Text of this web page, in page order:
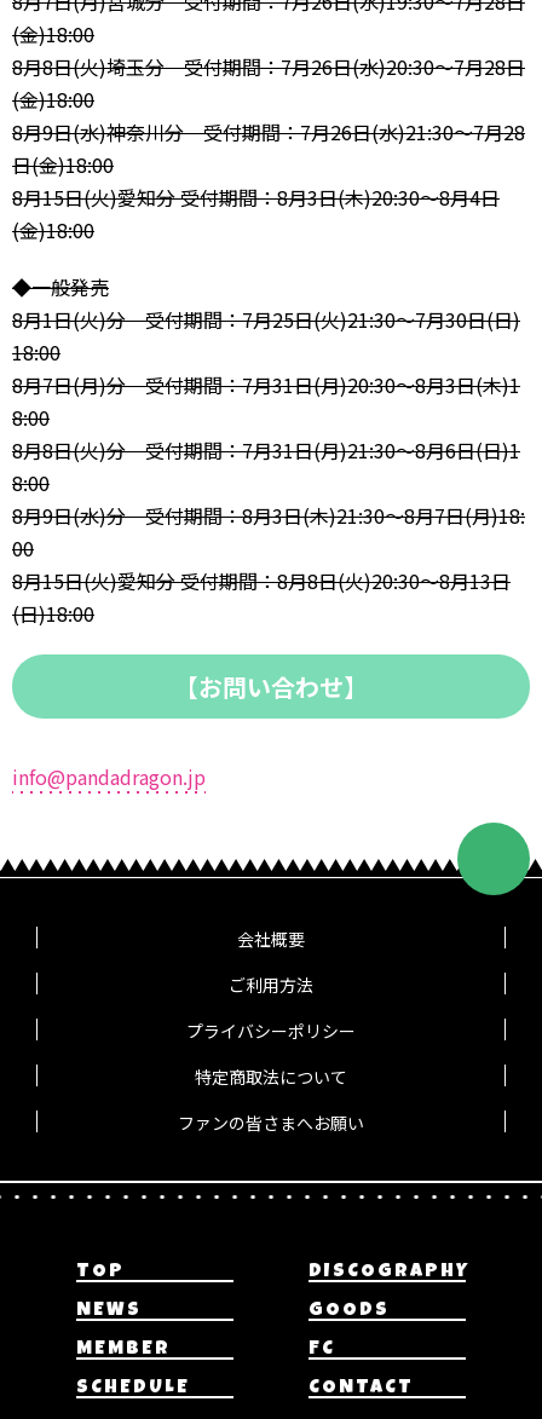
(金)18:00
8月8日(火)埼玉分 受付期間：7月26日(水)20:30～7月28日
(金)18:00
8月9日(水)神奈川分 受付期間：7月26日(水)21:30～7月28
日(金)18:00
8月15日(火)愛知分 受付期間：8月3日(木)20:30～8月4日
(金)18:00
◆一般発売
8月1日(火)分 受付期間：7月25日(火)21:30～7月30日(日)
18:00
8月7日(月)分 受付期間：7月31日(月)20:30～8月3日(木)1
8:00
8月8日(火)分 受付期間：7月31日(月)21:30～8月6日(日)1
8:00
8月9日(水)分 受付期間：8月3日(木)21:30～8月7日(月)18:
00
8月15日(火)愛知分 受付期間：8月8日(火)20:30～8月13日
(日)18:00
【お問い合わせ】
info@pandadragon.jp
会社概要
ご利用方法
プライバシーポリシー
特定商取法について
ファンの皆さまへお願い
TOP
DISCOGRAPHY
NEWS
GOODS
MEMBER
FC
SCHEDULE
CONTACT